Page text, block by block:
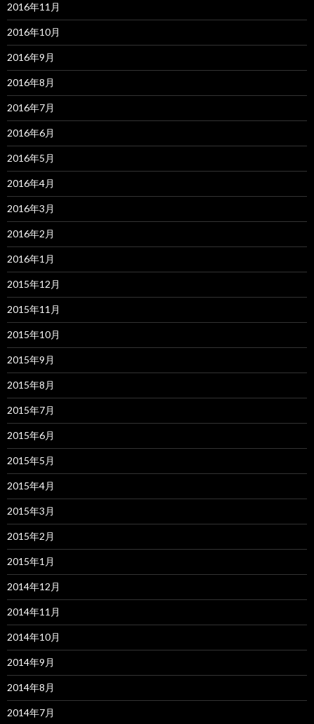
2016年11月
2016年10月
2016年9月
2016年8月
2016年7月
2016年6月
2016年5月
2016年4月
2016年3月
2016年2月
2016年1月
2015年12月
2015年11月
2015年10月
2015年9月
2015年8月
2015年7月
2015年6月
2015年5月
2015年4月
2015年3月
2015年2月
2015年1月
2014年12月
2014年11月
2014年10月
2014年9月
2014年8月
2014年7月